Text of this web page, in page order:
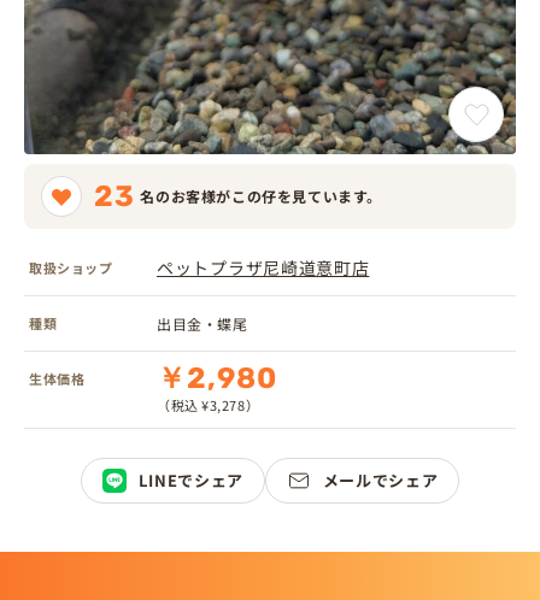
23 名のお客様がこの仔を見ています。
取扱ショップ ペットプラザ尼崎道意町店
種類 出目金・蝶尾
生体価格 ￥2,980
（税込 ¥3,278）
LINEでシェア メールでシェア